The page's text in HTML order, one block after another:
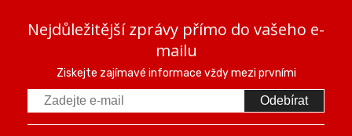
Nejdůležitější zprávy přímo do vašeho e-
mailu
Ziskejte zajímavé informace vždy mezi prvními
Odebírat